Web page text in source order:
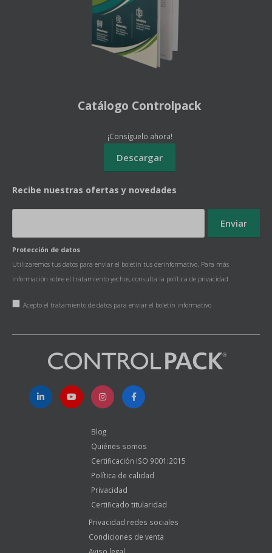
Recibe nuestras ofertas y novedades
Protección de datos
Utilizaremos tus datos para enviar el boletín tus derinformativo. Para más
información sobre el tratamiento yechos, consulta la política de privacidad
Acepto el tratamiento de datos para enviar el boletín informativo
Catálogo Controlpack
¡Consíguelo ahora!
Blog
Quiénes somos
Certificación ISO 9001:2015
Política de calidad
Privacidad
Certificado titularidad
Privacidad redes sociales
Condiciones de venta